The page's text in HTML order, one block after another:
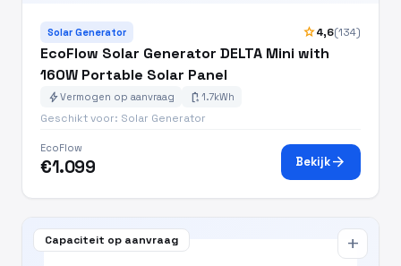
Solar Generator star4,6(134)
EcoFlow Solar Generator DELTA Mini with
160W Portable Solar Panel
boltVermogen op aanvraag battery_charging_full 1.7kWh
Geschikt voor: Solar Generator
EcoFlow
€1.099 Bekijkarrow_forward
Capaciteit op aanvraag add